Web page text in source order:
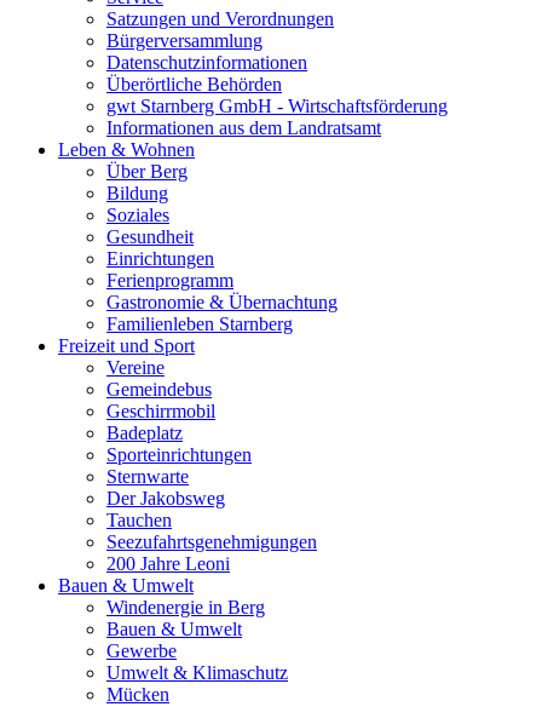
Satzungen und Verordnungen
Bürgerversammlung
Datenschutzinformationen
Überörtliche Behörden
gwt Starnberg GmbH - Wirtschaftsförderung
Informationen aus dem Landratsamt
Leben & Wohnen
Über Berg
Bildung
Soziales
Gesundheit
Einrichtungen
Ferienprogramm
Gastronomie & Übernachtung
Familienleben Starnberg
Freizeit und Sport
Vereine
Gemeindebus
Geschirrmobil
Badeplatz
Sporteinrichtungen
Sternwarte
Der Jakobsweg
Tauchen
Seezufahrtsgenehmigungen
200 Jahre Leoni
Bauen & Umwelt
Windenergie in Berg
Bauen & Umwelt
Gewerbe
Umwelt & Klimaschutz
Mücken